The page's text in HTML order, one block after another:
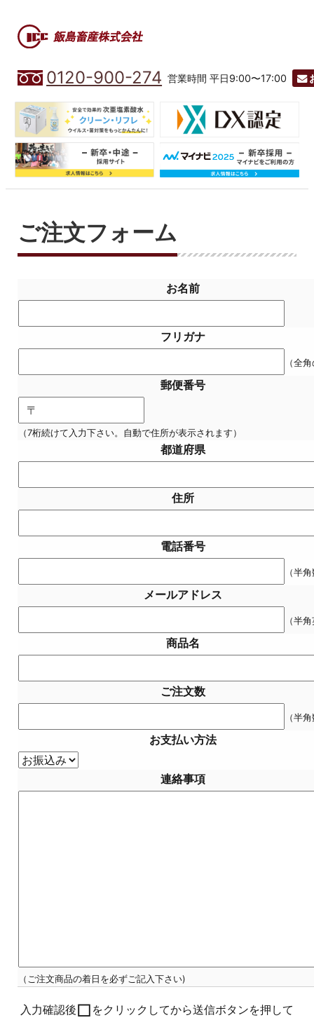
0120-900-274 営業時間 平日9:00〜17:00
ご注文フォーム
お名前
フリガナ
（全
郵便番号
（7桁続けて入力下さい。自動で住所が表示されます）
都道府県
住所
電話番号
（半
メールアドレス
（半
商品名
ご注文数
（半
お支払い方法
連絡事項
（ご注文商品の着日を必ずご記入下さい)
入力確認後□ をクリックしてから送信ボタンを押して